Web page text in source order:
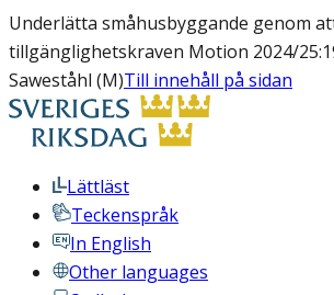
Underlätta småhusbyggande genom
tillgänglighetskraven Motion 2024/
Saweståhl (M)Till innehåll på sidan
Lättläst
Teckenspråk
In English
Other languages